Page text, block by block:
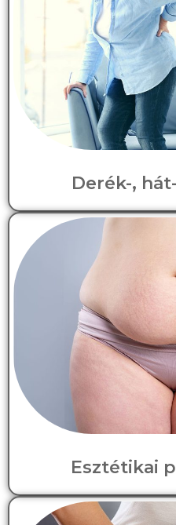
Derék-,
Esztétikai